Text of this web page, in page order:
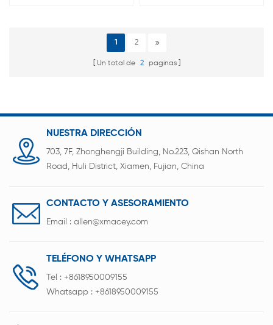
1 2
Un total de 2 paginas
NUESTRA DIRECCIÓN
703, 7F, Zhonghengji Building, No.223, Qishan North
Road, Huli District, Xiamen, Fujian, China
CONTACTO Y ASESORAMIENTO
Email : allen@xmacey.com
TELÉFONO Y WHATSAPP
Tel : +8618950009155
Whatsapp : +8618950009155